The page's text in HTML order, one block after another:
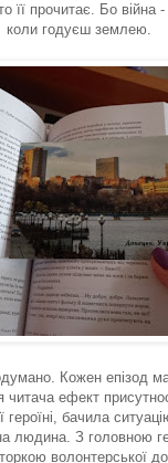
її прочитає. Бо
коли годуєш землею.
Кожен епізод
ефект
бачила
людина. З головною
волонтерської